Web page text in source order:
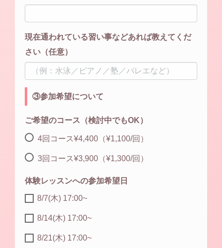
現在通われている習い事などあれば教えてくだ
さい（任意）
③参加希望について
ご希望のコース（検討中でもOK）
4回コース¥4,400（¥1,100/回）
3回コース¥3,900（¥1,300/回）
体験レッスンへの参加希望日
8/7(木) 17:00~
8/14(木) 17:00~
8/21(木) 17:00~